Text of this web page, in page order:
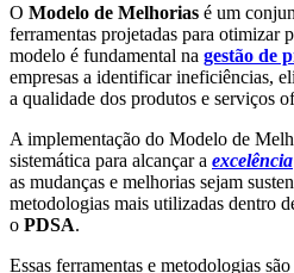
O Modelo de Melhorias é um
ferramentas projetadas para otimizar
modelo é fundamental na gestão de
empresas a identificar ineficiências,
a qualidade dos produtos e serviços
A implementação do Modelo de
sistemática para alcançar a excelência
as mudanças e melhorias sejam
metodologias mais utilizadas dentro
o PDSA.
Essas ferramentas e metodologias